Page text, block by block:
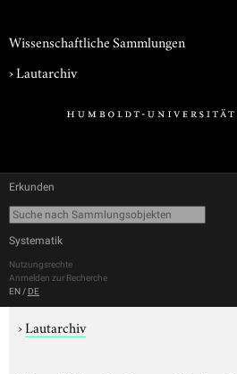
Wissenschaftliche Sammlungen
›Lautarchiv
Erkunden
Systematik
Nutzungsrechte
Anmelden zur Recherche
EN / DE
›Lautarchiv